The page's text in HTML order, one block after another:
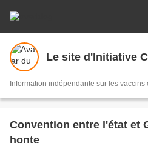
Le site d'Initiative
Information indépendante sur les
Convention entre l'état et
honte